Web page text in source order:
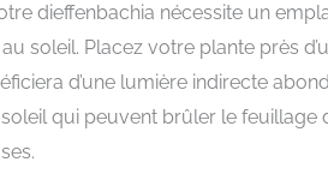
dieffenbachia nécessite un
soleil. Placez votre plante près
d’une lumière indirecte
qui peuvent brûler le feuillage